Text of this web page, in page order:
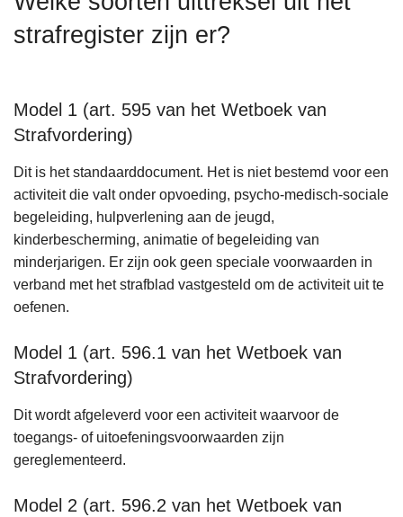
strafregister zijn er?
Model 1 (art. 595 van het Wetboek van
Strafvordering)
Dit is het standaarddocument. Het is niet bestemd voor een
activiteit die valt onder opvoeding, psycho-medisch-sociale
begeleiding, hulpverlening aan de jeugd,
kinderbescherming, animatie of begeleiding van
minderjarigen. Er zijn ook geen speciale voorwaarden in
verband met het strafblad vastgesteld om de activiteit uit te
oefenen.
Model 1 (art. 596.1 van het Wetboek van
Strafvordering)
Dit wordt afgeleverd voor een activiteit waarvoor de
toegangs- of uitoefeningsvoorwaarden zijn
gereglementeerd.
Model 2 (art. 596.2 van het Wetboek van